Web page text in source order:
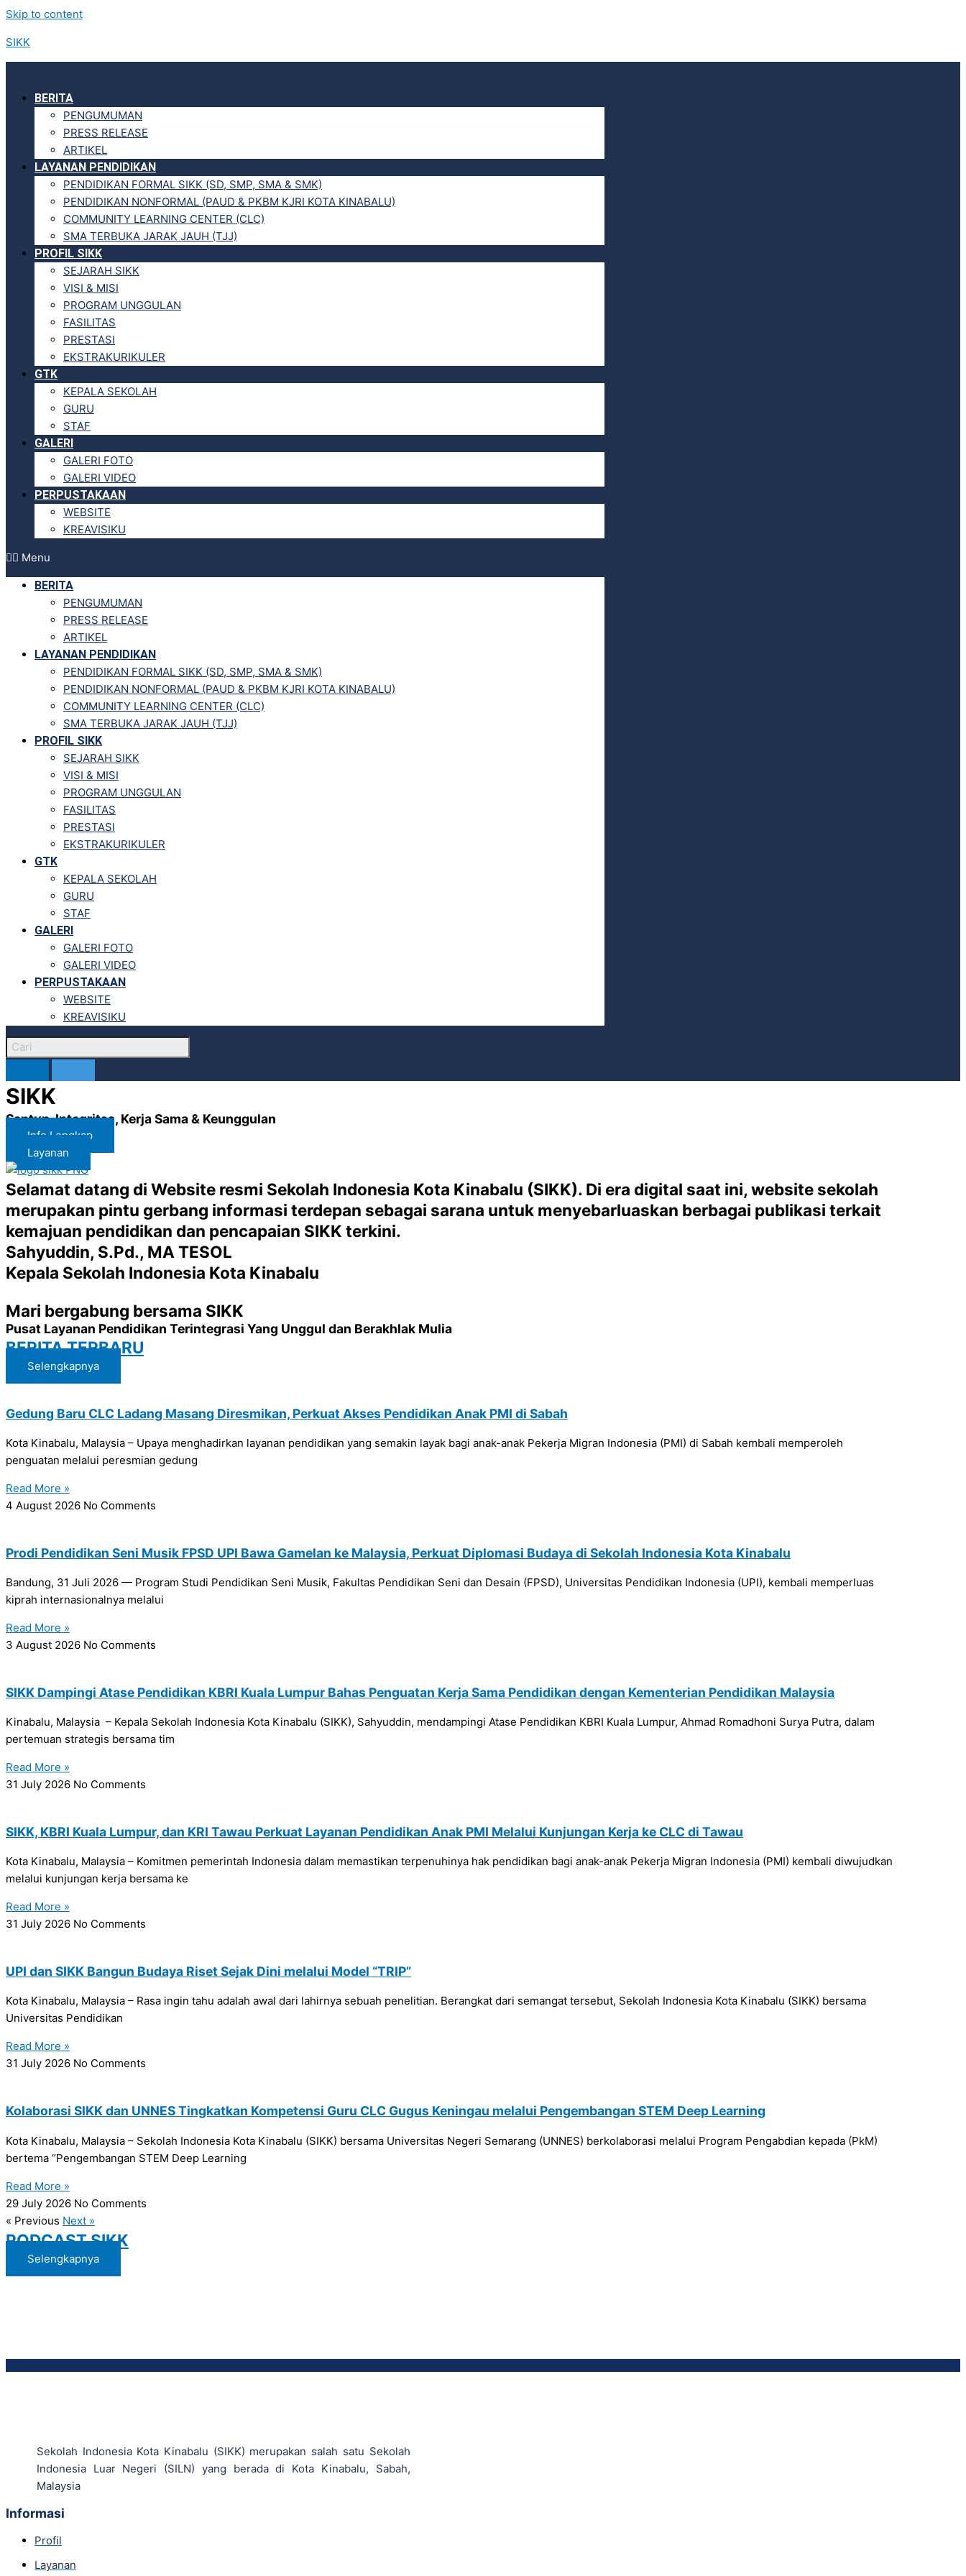
Skip to content
SIKK
BERITA
PENGUMUMAN
PRESS RELEASE
ARTIKEL
LAYANAN PENDIDIKAN
PENDIDIKAN FORMAL SIKK (SD, SMP, SMA & SMK)
PENDIDIKAN NONFORMAL (PAUD & PKBM KJRI KOTA KINABALU)
COMMUNITY LEARNING CENTER (CLC)
SMA TERBUKA JARAK JAUH (TJJ)
PROFIL SIKK
SEJARAH SIKK
VISI & MISI
PROGRAM UNGGULAN
FASILITAS
PRESTASI
EKSTRAKURIKULER
GTK
KEPALA SEKOLAH
GURU
STAF
GALERI
GALERI FOTO
GALERI VIDEO
PERPUSTAKAAN
WEBSITE
KREAVISIKU
Menu
BERITA
PENGUMUMAN
PRESS RELEASE
ARTIKEL
LAYANAN PENDIDIKAN
PENDIDIKAN FORMAL SIKK (SD, SMP, SMA & SMK)
PENDIDIKAN NONFORMAL (PAUD & PKBM KJRI KOTA KINABALU)
COMMUNITY LEARNING CENTER (CLC)
SMA TERBUKA JARAK JAUH (TJJ)
PROFIL SIKK
SEJARAH SIKK
VISI & MISI
PROGRAM UNGGULAN
FASILITAS
PRESTASI
EKSTRAKURIKULER
GTK
KEPALA SEKOLAH
GURU
STAF
GALERI
GALERI FOTO
GALERI VIDEO
PERPUSTAKAAN
WEBSITE
KREAVISIKU
SIKK
Santun, Integritas, Kerja Sama & Keunggulan
Info Lengkap
Layanan
Selamat datang di Website resmi Sekolah Indonesia Kota Kinabalu (SIKK). Di era digital saat ini, website sekolah
merupakan pintu gerbang informasi terdepan sebagai sarana untuk menyebarluaskan berbagai publikasi terkait
kemajuan pendidikan dan pencapaian SIKK terkini.
Sahyuddin, S.Pd., MA TESOL
Kepala Sekolah Indonesia Kota Kinabalu
Mari bergabung bersama SIKK
Pusat Layanan Pendidikan Terintegrasi Yang Unggul dan Berakhlak Mulia
BERITA TERBARU
Selengkapnya
Gedung Baru CLC Ladang Masang Diresmikan, Perkuat Akses Pendidikan Anak PMI di Sabah
Kota Kinabalu, Malaysia – Upaya menghadirkan layanan pendidikan yang semakin layak bagi anak-anak Pekerja Migran Indonesia (PMI) di Sabah kembali memperoleh
penguatan melalui peresmian gedung
Read More »
4 August 2026 No Comments
Prodi Pendidikan Seni Musik FPSD UPI Bawa Gamelan ke Malaysia, Perkuat Diplomasi Budaya di Sekolah Indonesia Kota Kinabalu
Bandung, 31 Juli 2026 — Program Studi Pendidikan Seni Musik, Fakultas Pendidikan Seni dan Desain (FPSD), Universitas Pendidikan Indonesia (UPI), kembali memperluas
kiprah internasionalnya melalui
Read More »
3 August 2026 No Comments
SIKK Dampingi Atase Pendidikan KBRI Kuala Lumpur Bahas Penguatan Kerja Sama Pendidikan dengan Kementerian Pendidikan Malaysia
Kinabalu, Malaysia – Kepala Sekolah Indonesia Kota Kinabalu (SIKK), Sahyuddin, mendampingi Atase Pendidikan KBRI Kuala Lumpur, Ahmad Romadhoni Surya Putra, dalam
pertemuan strategis bersama tim
Read More »
31 July 2026 No Comments
SIKK, KBRI Kuala Lumpur, dan KRI Tawau Perkuat Layanan Pendidikan Anak PMI Melalui Kunjungan Kerja ke CLC di Tawau
Kota Kinabalu, Malaysia – Komitmen pemerintah Indonesia dalam memastikan terpenuhinya hak pendidikan bagi anak-anak Pekerja Migran Indonesia (PMI) kembali diwujudkan
melalui kunjungan kerja bersama ke
Read More »
31 July 2026 No Comments
UPI dan SIKK Bangun Budaya Riset Sejak Dini melalui Model “TRIP”
Kota Kinabalu, Malaysia – Rasa ingin tahu adalah awal dari lahirnya sebuah penelitian. Berangkat dari semangat tersebut, Sekolah Indonesia Kota Kinabalu (SIKK) bersama
Universitas Pendidikan
Read More »
31 July 2026 No Comments
Kolaborasi SIKK dan UNNES Tingkatkan Kompetensi Guru CLC Gugus Keningau melalui Pengembangan STEM Deep Learning
Kota Kinabalu, Malaysia – Sekolah Indonesia Kota Kinabalu (SIKK) bersama Universitas Negeri Semarang (UNNES) berkolaborasi melalui Program Pengabdian kepada (PkM)
bertema “Pengembangan STEM Deep Learning
Read More »
29 July 2026 No Comments
« Previous Next »
PODCAST SIKK
Selengkapnya
Sekolah Indonesia Kota Kinabalu (SIKK) merupakan salah satu Sekolah
Indonesia Luar Negeri (SILN) yang berada di Kota Kinabalu, Sabah,
Malaysia
Informasi
Profil
Layanan